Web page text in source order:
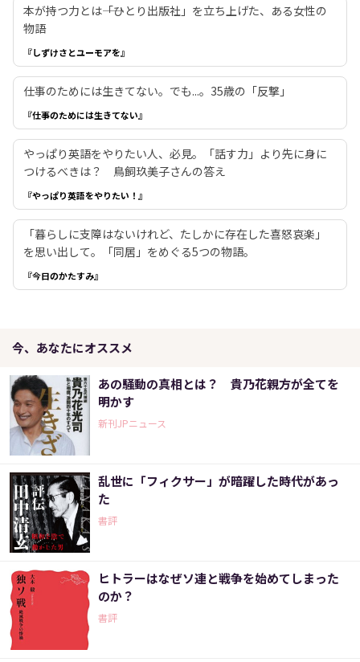
本が持つ力とは――「ひとり出版社」を立ち上げた、ある女性の
物語
『しずけさとユーモアを』
仕事のためには生きてない。でも...。35歳の「反撃」
『仕事のためには生きてない』
やっぱり英語をやりたい人、必見。「話す力」より先に身に
つけるべきは？ 鳥飼玖美子さんの答え
『やっぱり英語をやりたい！』
「暮らしに支障はないけれど、たしかに存在した喜怒哀楽」
を思い出して。「同居」をめぐる5つの物語。
『今日のかたすみ』
今、あなたにオススメ
あの騒動の真相とは？ 貴乃花親方が全てを
明かす
新刊JPニュース
乱世に「フィクサー」が暗躍した時代があっ
た
書評
ヒトラーはなぜソ連と戦争を始めてしまった
のか？
書評